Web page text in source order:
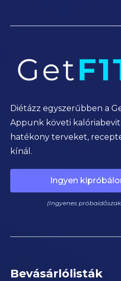
Diétázz egyszerűbben a
Appunk követi
hatékony terveket,
kínál.
Ingyen
(Ingyenes
Bevásárlólisták